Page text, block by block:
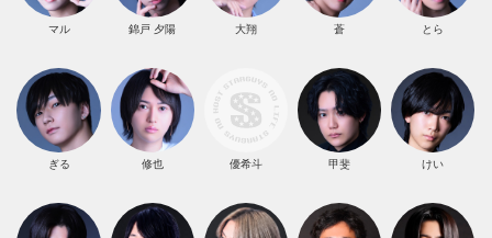
マル 錦戸 夕陽 大翔 蒼 とら
ぎる 修也 優希斗 甲斐 けい